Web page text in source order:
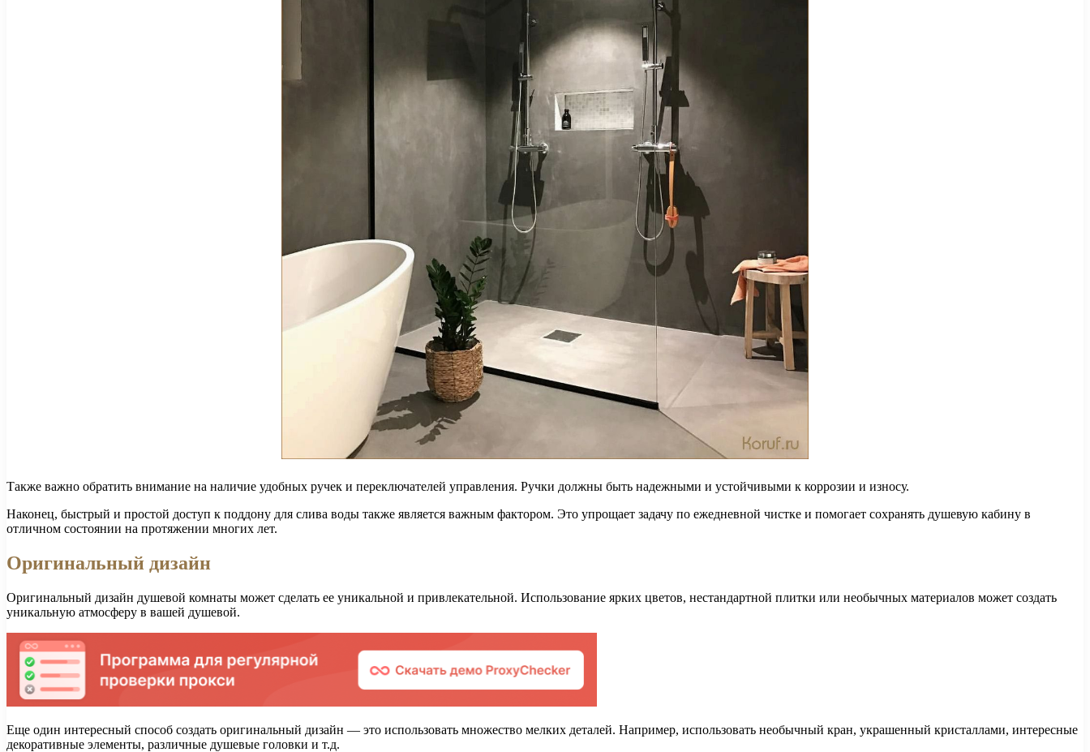
Также важно обратить внимание на наличие удобных ручек и переключателей управления. Ручки должны быть надежными и устойчивыми к коррозии и износу.
Наконец, быстрый и простой доступ к поддону для слива воды также является важным фактором. Это упрощает задачу по ежедневной чистке и помогает сохранять душевую кабину в
отличном состоянии на протяжении многих лет.
Оригинальный дизайн
Оригинальный дизайн душевой комнаты может сделать ее уникальной и привлекательной. Использование ярких цветов, нестандартной плитки или необычных материалов может создать
уникальную атмосферу в вашей душевой.
Еще один интересный способ создать оригинальный дизайн — это использовать множество мелких деталей. Например, использовать необычный кран, украшенный кристаллами, интересные
декоративные элементы, различные душевые головки и т.д.